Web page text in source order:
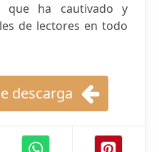
que ha cautivado y
de lectores en todo
descarga